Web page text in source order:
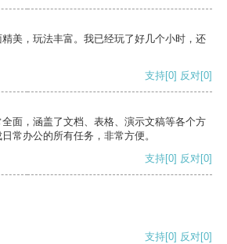
美，玩法丰富。我已经玩了好几个小时，还
支持[0] 反对[0]
面，涵盖了文档、表格、演示文稿等各个方
常办公的所有任务，非常方便。
支持[0] 反对[0]
支持[0] 反对[0]